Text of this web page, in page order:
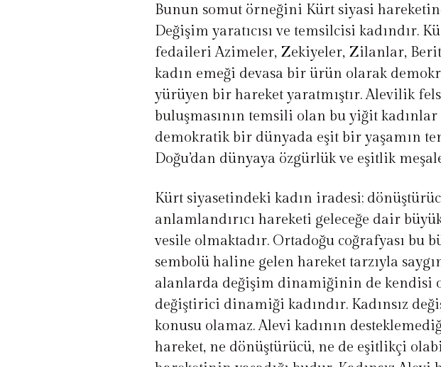
Bunun somut örneğini Kürt siyasi
Değişim yaratıcısı ve temsilcisi kadındır.
fedaileri Azimeler, Zekiyeler, Zilanlar,
kadın emeği devasa bir ürün olarak
yürüyen bir hareket yaratmıştır. Alevilik
buluşmasının temsili olan bu yiğit
demokratik bir dünyada eşit bir yaşamın
Doğu’dan dünyaya özgürlük ve eşitlik
Kürt siyasetindeki kadın iradesi;
anlamlandırıcı hareketi geleceğe dair
vesile olmaktadır. Ortadoğu coğrafyası bu
sembolü haline gelen hareket tarzıyla
alanlarda değişim dinamiğinin de kendisi
değiştirici dinamiği kadındır. Kadınsız
konusu olamaz. Alevi kadının
hareket, ne dönüştürücü, ne de eşitlikçi